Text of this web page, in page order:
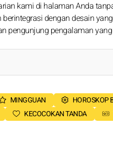
kami di halaman Anda
dengan desain
pengunjung pengalaman yang
MINGGUAN
HOROSKOP
KECOCOKAN TANDA